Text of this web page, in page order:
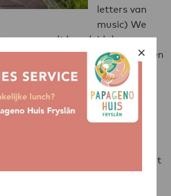
letters van
music) We
zang wordt begeleid door
zoals gitaar, banjo, diverse fluiten
5 jaar en dat willen we vieren.
de band opgericht. Niet veel
met zang, bas klavier en
van de corona heeft
meegenomen die kwam
fluiten. Kortom, een zeer
jaar zijn we begonnen met
werd zo'n succes, dat we
van te maken Tribute The
×